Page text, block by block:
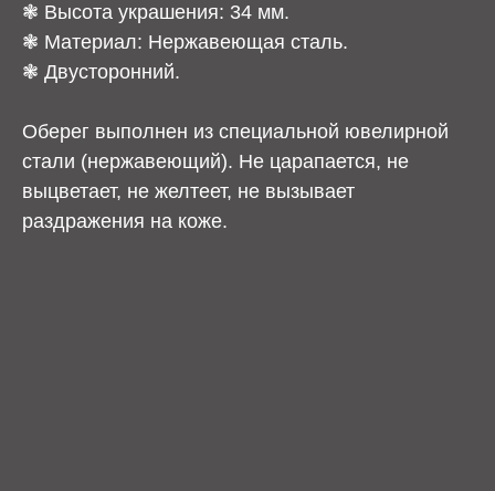
❃ Высота украшения: 34 мм.
❃ Материал: Нержавеющая сталь.
❃ Двусторонний.
Оберег выполнен из специальной ювелирной
стали (нержавеющий). Не царапается, не
выцветает, не желтеет, не вызывает
раздражения на коже.